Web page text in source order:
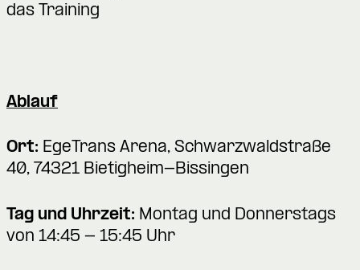
das Training
Ablauf
Ort: EgeTrans Arena, Schwarzwaldstraße
40, 74321 Bietigheim-Bissingen
Tag und Uhrzeit: Montag und Donnerstags
von 14:45 - 15:45 Uhr